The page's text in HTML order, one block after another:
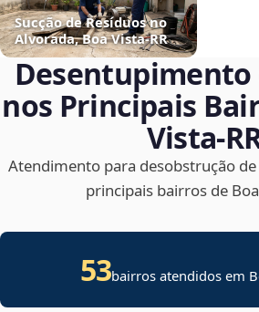
Sucção de Resíduos no
Alvorada, Boa Vista‑RR
Desentupimento
nos Principais
Atendimento para desobstrução
principais bairros de Boa
53bairros atendidos em